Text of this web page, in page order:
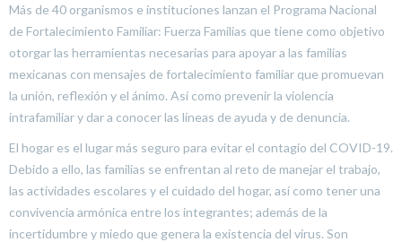
Más de 40 organismos e instituciones lanzan el Programa Nacional
de Fortalecimiento Familiar: Fuerza Familias que tiene como objetivo
otorgar las herramientas necesarias para apoyar a las familias
mexicanas con mensajes de fortalecimiento familiar que promuevan
la unión, reflexión y el ánimo. Así como prevenir la violencia
intrafamiliar y dar a conocer las líneas de ayuda y de denuncia.
El hogar es el lugar más seguro para evitar el contagio del COVID-19.
Debido a ello, las familias se enfrentan al reto de manejar el trabajo,
las actividades escolares y el cuidado del hogar, así como tener una
convivencia armónica entre los integrantes; además de la
incertidumbre y miedo que genera la existencia del virus. Son